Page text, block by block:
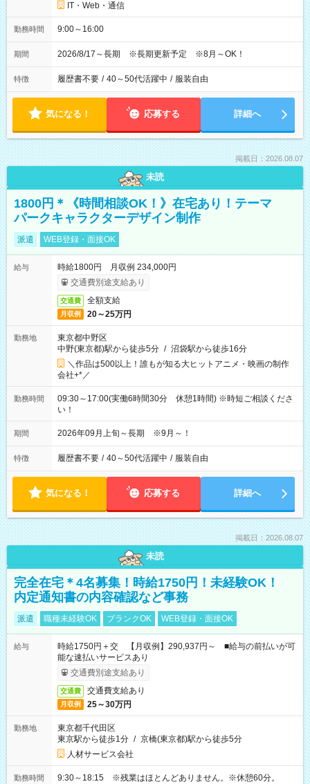
IT・Web・通信
勤務時間 9:00～16:00
期間 2026/8/17～長期 ※長期更新予定 ※8月～OK！
特徴 履歴書不要 / 40～50代活躍中 / 服装自由
気になる！ 応募する 詳細へ
掲載日：2026.08.07
未読
1800円＊《時間相談OK！》在宅あり！テーマ
パークキャラクターデザイン制作
派遣 WEB登録・面接OK
給与
時給1800円 月収例 234,000円
交通費別途支給あり
交通費 全額支給
月収例 20～25万円
勤務地
東京都中野区
中野(東京都)駅から徒歩5分 / 沼袋駅から徒歩16分
＼作品は500以上！誰もが知る大ヒットアニメ・映画の制作
会社+*／
勤務時間
09:30～17:00(実働6時間30分 休憩1時間) ※時短ご相談くださ
い！
期間 2026年09月上旬～長期 ※9月～！
特徴 履歴書不要 / 40～50代活躍中 / 服装自由
気になる！ 応募する 詳細へ
掲載日：2026.08.07
未読
完全在宅＊4名募集！時給1750円！未経験OK！
内定通知書の内容確認など事務
派遣 職種未経験OK ブランクOK WEB登録・面接OK
給与
時給1750円＋交 【月収例】290,937円～ ■給与の前払いが可
能な速払いサービスあり
交通費別途支給あり
交通費 交通費支給あり
月収例 25～30万円
勤務地
東京都千代田区
東京駅から徒歩1分 / 京橋(東京都)駅から徒歩5分
人材サービス会社
勤務時間 9:30～18:15 ※残業はほとんどありません。※休憩60分。